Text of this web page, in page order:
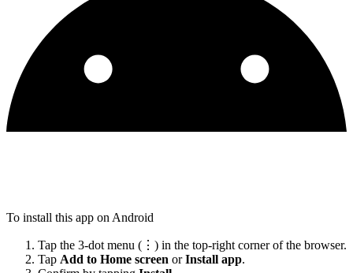
To install this app on Android
Tap the 3-dot menu (⋮) in the top-right corner of the browser.
Tap Add to Home screen orInstall app.